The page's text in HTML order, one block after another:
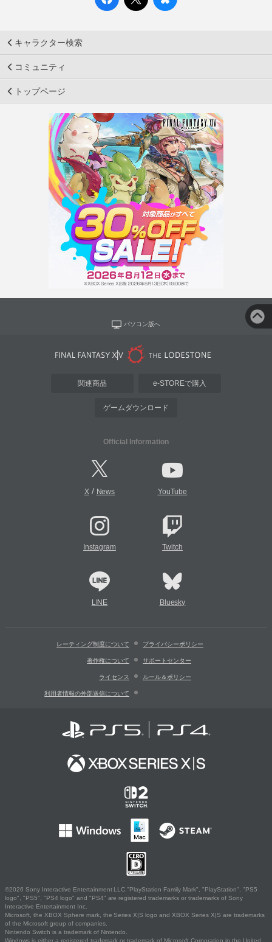
キャラクター検索
コミュニティ
トップページ
パソコン版へ
関連商品 e-STOREで購入
ゲームダウンロード
Official Information
X/ News YouTube
Instagram Twitch
LINE Bluesky
レーティング制度について プライバシーポリシー
著作権について サポートセンター
ライセンス ルール＆ポリシー
利用者情報の外部送信について
©2026 Sony Interactive Entertainment LLC."PlayStation Family Mark", "PlayStation", "PS5
logo", "PS5", "PS4 logo" and "PS4" are registered trademarks or trademarks of Sony
Interactive Entertainment Inc.
Microsoft, the XBOX Sphere mark, the Series X|S logo and XBOX Series X|S are trademarks
of the Microsoft group of companies.
Nintendo Switch is a trademark of Nintendo.
Windows is either a registered trademark or trademark of Microsoft Corporation in the United